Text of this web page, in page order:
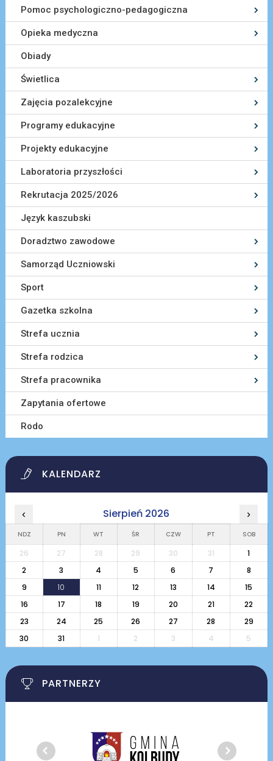
Pomoc psychologiczno-pedagogiczna
Opieka medyczna
Obiady
Świetlica
Zajęcia pozalekcyjne
Programy edukacyjne
Projekty edukacyjne
Laboratoria przyszłości
Rekrutacja 2025/2026
Język kaszubski
Doradztwo zawodowe
Samorząd Uczniowski
Sport
Gazetka szkolna
Strefa ucznia
Strefa rodzica
Strefa pracownika
Zapytania ofertowe
Rodo
KALENDARZ
‹ Sierpień 2026 ›
NDZ PN WT ŚR CZW PT SOB
26 27 28 29 30 31
1
2
3 4 5 6 7
8
9
10 11 12 13 14
15
16
17 18 19 20 21
22
23
24 25 26 27 28
29
30
31 1 2 3 4 5
PARTNERZY